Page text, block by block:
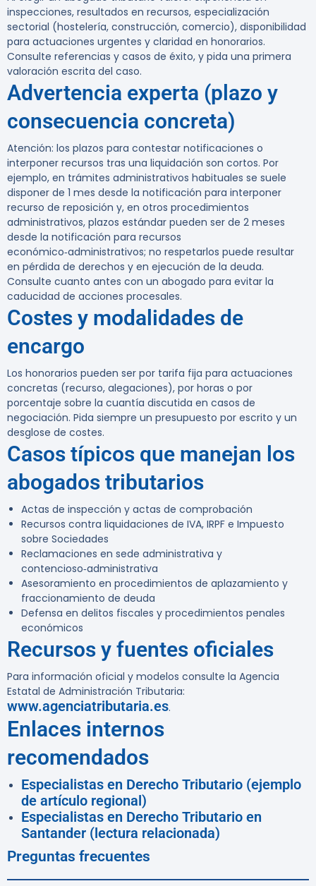
inspecciones, resultados en recursos, especialización
sectorial (hostelería, construcción, comercio), disponibilidad
para actuaciones urgentes y claridad en honorarios.
Consulte referencias y casos de éxito, y pida una primera
valoración escrita del caso.
Advertencia experta (plazo y
consecuencia concreta)
Atención: los plazos para contestar notificaciones o
interponer recursos tras una liquidación son cortos. Por
ejemplo, en trámites administrativos habituales se suele
disponer de 1 mes desde la notificación para interponer
recurso de reposición y, en otros procedimientos
administrativos, plazos estándar pueden ser de 2 meses
desde la notificación para recursos
económico‑administrativos; no respetarlos puede resultar
en pérdida de derechos y en ejecución de la deuda.
Consulte cuanto antes con un abogado para evitar la
caducidad de acciones procesales.
Costes y modalidades de
encargo
Los honorarios pueden ser por tarifa fija para actuaciones
concretas (recurso, alegaciones), por horas o por
porcentaje sobre la cuantía discutida en casos de
negociación. Pida siempre un presupuesto por escrito y un
desglose de costes.
Casos típicos que manejan los
abogados tributarios
Actas de inspección y actas de comprobación
Recursos contra liquidaciones de IVA, IRPF e Impuesto
sobre Sociedades
Reclamaciones en sede administrativa y
contencioso‑administrativa
Asesoramiento en procedimientos de aplazamiento y
fraccionamiento de deuda
Defensa en delitos fiscales y procedimientos penales
económicos
Recursos y fuentes oficiales
Para información oficial y modelos consulte la Agencia
Estatal de Administración Tributaria:
www.agenciatributaria.es.
Enlaces internos
recomendados
Especialistas en Derecho Tributario (ejemplo
de artículo regional)
Especialistas en Derecho Tributario en
Santander (lectura relacionada)
Preguntas frecuentes